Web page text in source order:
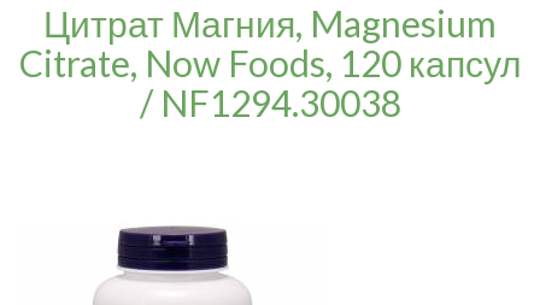
Цитрат Магния, Magnesium
Citrate, Now Foods, 120 капсул
/ NF1294.30038